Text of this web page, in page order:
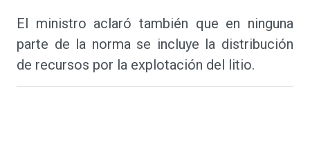
El ministro aclaró también que en ninguna
parte de la norma se incluye la distribución
de recursos por la explotación del litio.